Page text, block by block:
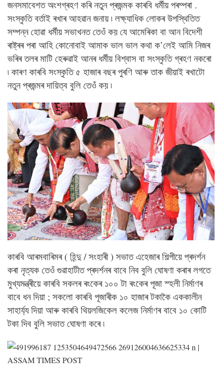
জনসমাবেশত অংশগ্ৰহণ কৰি নতুন প্ৰজন্মক কাৰবি ধৰ্মীয় পৰম্পৰা .
সংস্কৃতি বৰ্তাই ৰখাৰ আহৱান জনায় ৷ লক্ষ্যাধিক লোকৰ উপস্থিতিত
সম্পন্ন হোৱা ধৰ্মীয় সভাখনত তেওঁ কয় যে আমেৰিকা বা আন বিদেশী
ৰাষ্ট্ৰৰ পৰা আহি কোনোবাই আমাক ভাল ভাল কথা ক’লেই আমি নিজৰ
ভৰিৰ তলৰ মাটি হেৰুৱাই আনৰ ধৰ্মীয় বিশ্বাস বা সংস্কৃতি গ্ৰহণ নকৰো
৷ কাৰণ কাৰবি সংস্কৃতি ৫ হাজাৰ বছৰ পুৰণি আৰু তাক জীয়াই ৰখাটো
নতুন প্ৰজন্মৰ দায়িত্ব বুলি তেওঁ কয় ৷
কাৰবি আৰমবাৰিমৰ ( হিন্দু / সংহাৰী ) সভাত এহেজাৰ শিল্পীয়ে প্ৰদৰ্শন
কৰা নৃত্যক তেওঁ গুৱাহাটীত প্ৰদৰ্শনৰ বাবে নিব বুলি ঘোষণা কৰাৰ লগতে
মুখ্যমন্ত্ৰীয়ে কাৰবি সকলৰ ৰংকেৰ ১০০ টা ৰংকেৰ পূজা স্হলী নিৰ্মাণৰ
বাবে ধন দিয়া ; সকলো কাৰবি পূজাৰীক ১০ হাজাৰ টকাকৈ এককালীন
সাহাৰ্য্য দিয়া আৰু কাৰবি থিয়লজিকেল কলেজ নিৰ্মাণৰ বাবে ১০ কোটি
টকা দিব বুলি সভাত ঘোষণা কৰে ৷